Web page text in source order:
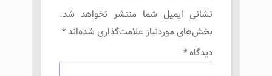
نشانی ایمیل شما منتشر نخواهد شد.
بخش‌های موردنیاز علامت‌گذاری شده‌اند*
دیدگاه*